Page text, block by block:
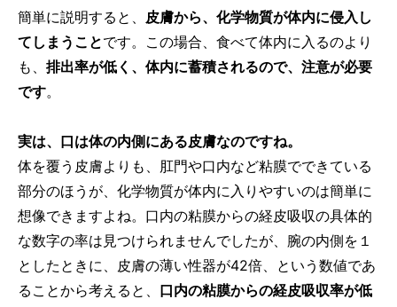
簡単に説明すると、 皮膚から、化学物質が体内に侵入し
てしまうことです。この場合、食べて体内に入るのより
も、 排出率が低く、体内に蓄積されるので、注意が必要
です。
実は、口は体の内側にある皮膚なのですね。
体を覆う皮膚よりも、肛門や口内など粘膜でできている
部分のほうが、化学物質が体内に入りやすいのは簡単に
想像できますよね。口内の粘膜からの経皮吸収の具体的
な数字の率は見つけられませんでしたが、腕の内側を１
としたときに、皮膚の薄い性器が42倍、という数値であ
ることから考えると、 口内の粘膜からの経皮吸収率が低